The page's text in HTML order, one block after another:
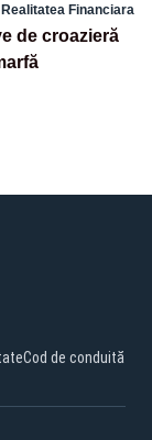
Realitatea Financiara
de croazieră
Cod de conduită